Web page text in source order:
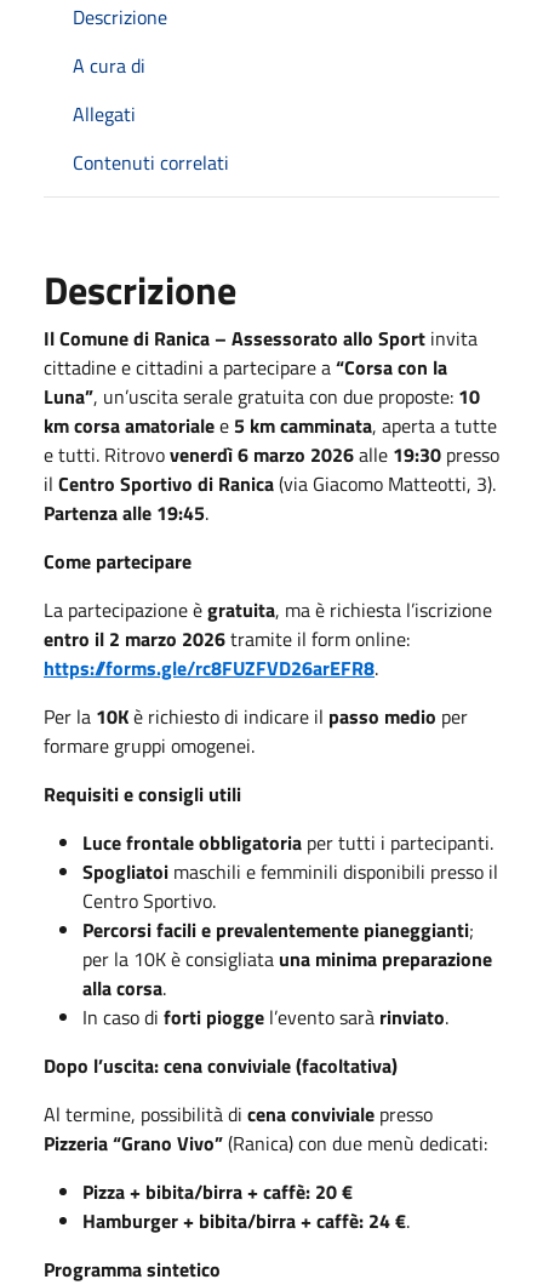
Descrizione
A cura di
Allegati
Contenuti correlati
Descrizione
Il Comune di Ranica – Assessorato allo Sport invita
cittadine e cittadini a partecipare a“Corsa con la
Luna”, un’uscita serale gratuita con due proposte: 10
km corsa amatorialee 5 km camminata, aperta a tutte
e tutti. Ritrovovenerdì 6 marzo 2026alle 19:30 presso
il Centro Sportivo di Ranica(via Giacomo Matteotti, 3).
Partenza alle 19:45.
Come partecipare
La partecipazione ègratuita, ma è richiesta l’iscrizione
entro il 2 marzo 2026tramite il form online:
https://forms.gle/rc8FUZFVD26arEFR8.
Per la 10Kè richiesto di indicare il passo medio per
formare gruppi omogenei.
Requisiti e consigli utili
Luce frontale obbligatoria per tutti i partecipanti.
Spogliatoi maschili e femminili disponibili presso il
Centro Sportivo.
Percorsi facili e prevalentemente pianeggianti;
per la 10K è consigliata una minima preparazione
alla corsa.
In caso di forti piogge l’evento sarà rinviato.
Dopo l’uscita: cena conviviale (facoltativa)
Al termine, possibilità di cena conviviale presso
Pizzeria “Grano Vivo”(Ranica) con due menù dedicati:
Pizza + bibita/birra + caffè: 20 €
Hamburger + bibita/birra + caffè: 24 €.
Programma sintetico